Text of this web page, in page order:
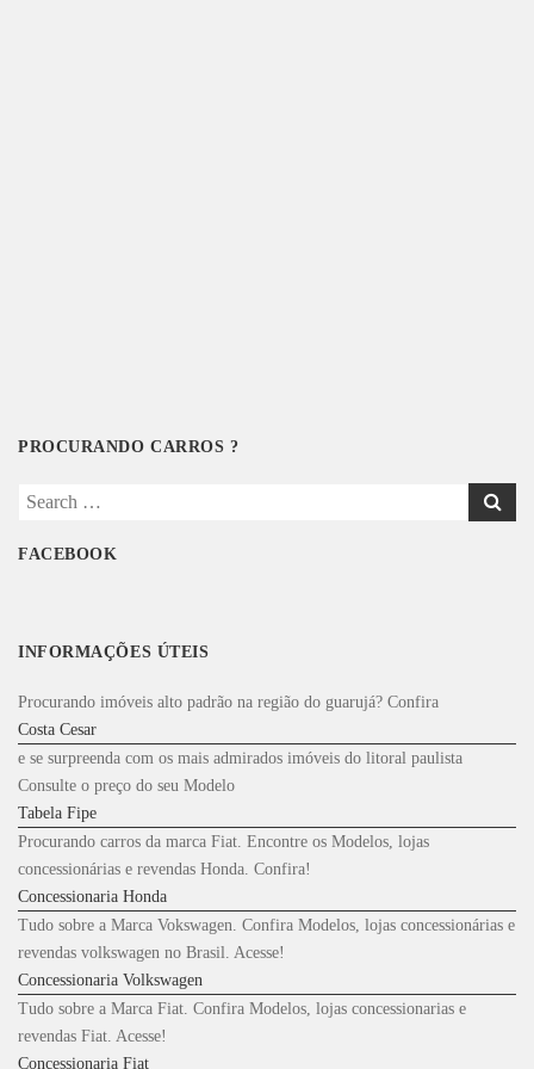
PROCURANDO CARROS ?
Search
FACEBOOK
INFORMAÇÕES ÚTEIS
Procurando imóveis alto padrão na região do guarujá? Confira
Costa Cesar
e se surpreenda com os mais admirados imóveis do litoral paulista
Consulte o preço do seu Modelo
Tabela Fipe
Procurando carros da marca Fiat. Encontre os Modelos, lojas
concessionárias e revendas Honda. Confira!
Concessionaria Honda
Tudo sobre a Marca Vokswagen. Confira Modelos, lojas concessionárias e
revendas volkswagen no Brasil. Acesse!
Concessionaria Volkswagen
Tudo sobre a Marca Fiat. Confira Modelos, lojas concessionarias e
revendas Fiat. Acesse!
Concessionaria Fiat